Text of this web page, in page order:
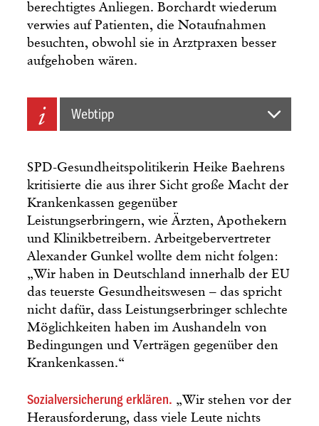
berechtigtes Anliegen. Borchardt wiederum
verwies auf Patienten, die Notaufnahmen
besuchten, obwohl sie in Arztpraxen besser
aufgehoben wären.
Webtipp
SPD-Gesundheitspolitikerin Heike Baehrens
kritisierte die aus ihrer Sicht große Macht der
Krankenkassen gegenüber
Leistungserbringern, wie Ärzten, Apothekern
und Klinikbetreibern. Arbeitgebervertreter
Alexander Gunkel wollte dem nicht folgen:
„Wir haben in Deutschland innerhalb der EU
das teuerste Gesundheitswesen – das spricht
nicht dafür, dass Leistungserbringer schlechte
Möglichkeiten haben im Aushandeln von
Bedingungen und Verträgen gegenüber den
Krankenkassen.“
Sozialversicherung erklären. „Wir stehen vor der
Herausforderung, dass viele Leute nichts